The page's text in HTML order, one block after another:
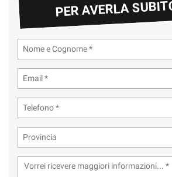
PER AVERLA